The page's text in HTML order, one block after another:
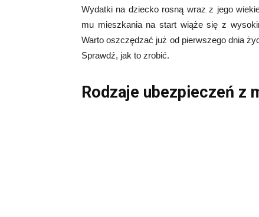
Wydatki na dziecko rosną wraz z jego
mu mieszkania na start wiąże się z
Warto oszczędzać już od pierwszego dnia
Sprawdź, jak to zrobić.
Rodzaje ubezpieczeń z